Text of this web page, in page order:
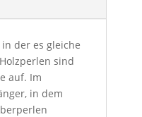
der es gleiche
sind
auf. Im
in dem